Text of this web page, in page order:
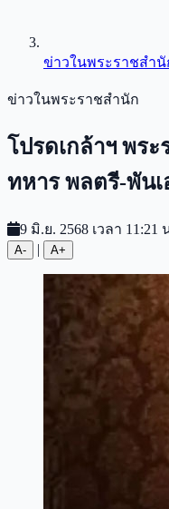
ข่าวในพระราชสำนั
ข่าวในพระราชสำนัก
โปรดเกล้าฯ พระ
ทหาร พลตรี-พันเ
9 มิ.ย. 2568 เวลา 11:21
A- | A+